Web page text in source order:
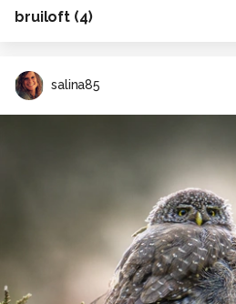
bruiloft (4)
salina85